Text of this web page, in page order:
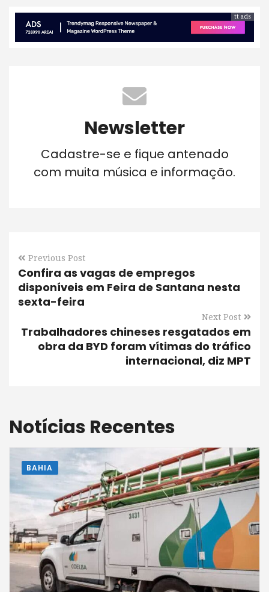
tt ads
Newsletter
Cadastre-se e fique antenado
com muita música e informação.
Previous Post
Confira as vagas de empregos
disponíveis em Feira de Santana nesta
sexta-feira
Next Post
Trabalhadores chineses resgatados em
obra da BYD foram vítimas do tráfico
internacional, diz MPT
Notícias Recentes
BAHIA